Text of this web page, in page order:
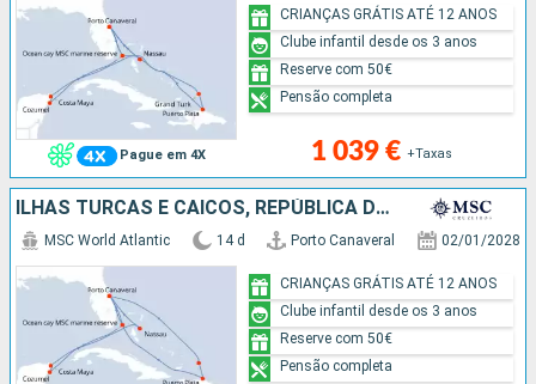
Pague em 4X 1 039 € +Taxas
CRIANÇAS GRÁTIS ATÉ 12 ANOS
Clube infantil desde os 3 anos
Reserve com 50€
Pensão completa
ILHAS TURCAS E CAICOS, REPÚBLICA DOMINICANA, BAHAMAS, CARAIBAS - MEXICO, ESTADOS UNIDOS
MSC World Atlantic 14 d Porto Canaveral 02/01/2028
CRIANÇAS GRÁTIS ATÉ 12 ANOS
Clube infantil desde os 3 anos
Reserve com 50€
Pensão completa